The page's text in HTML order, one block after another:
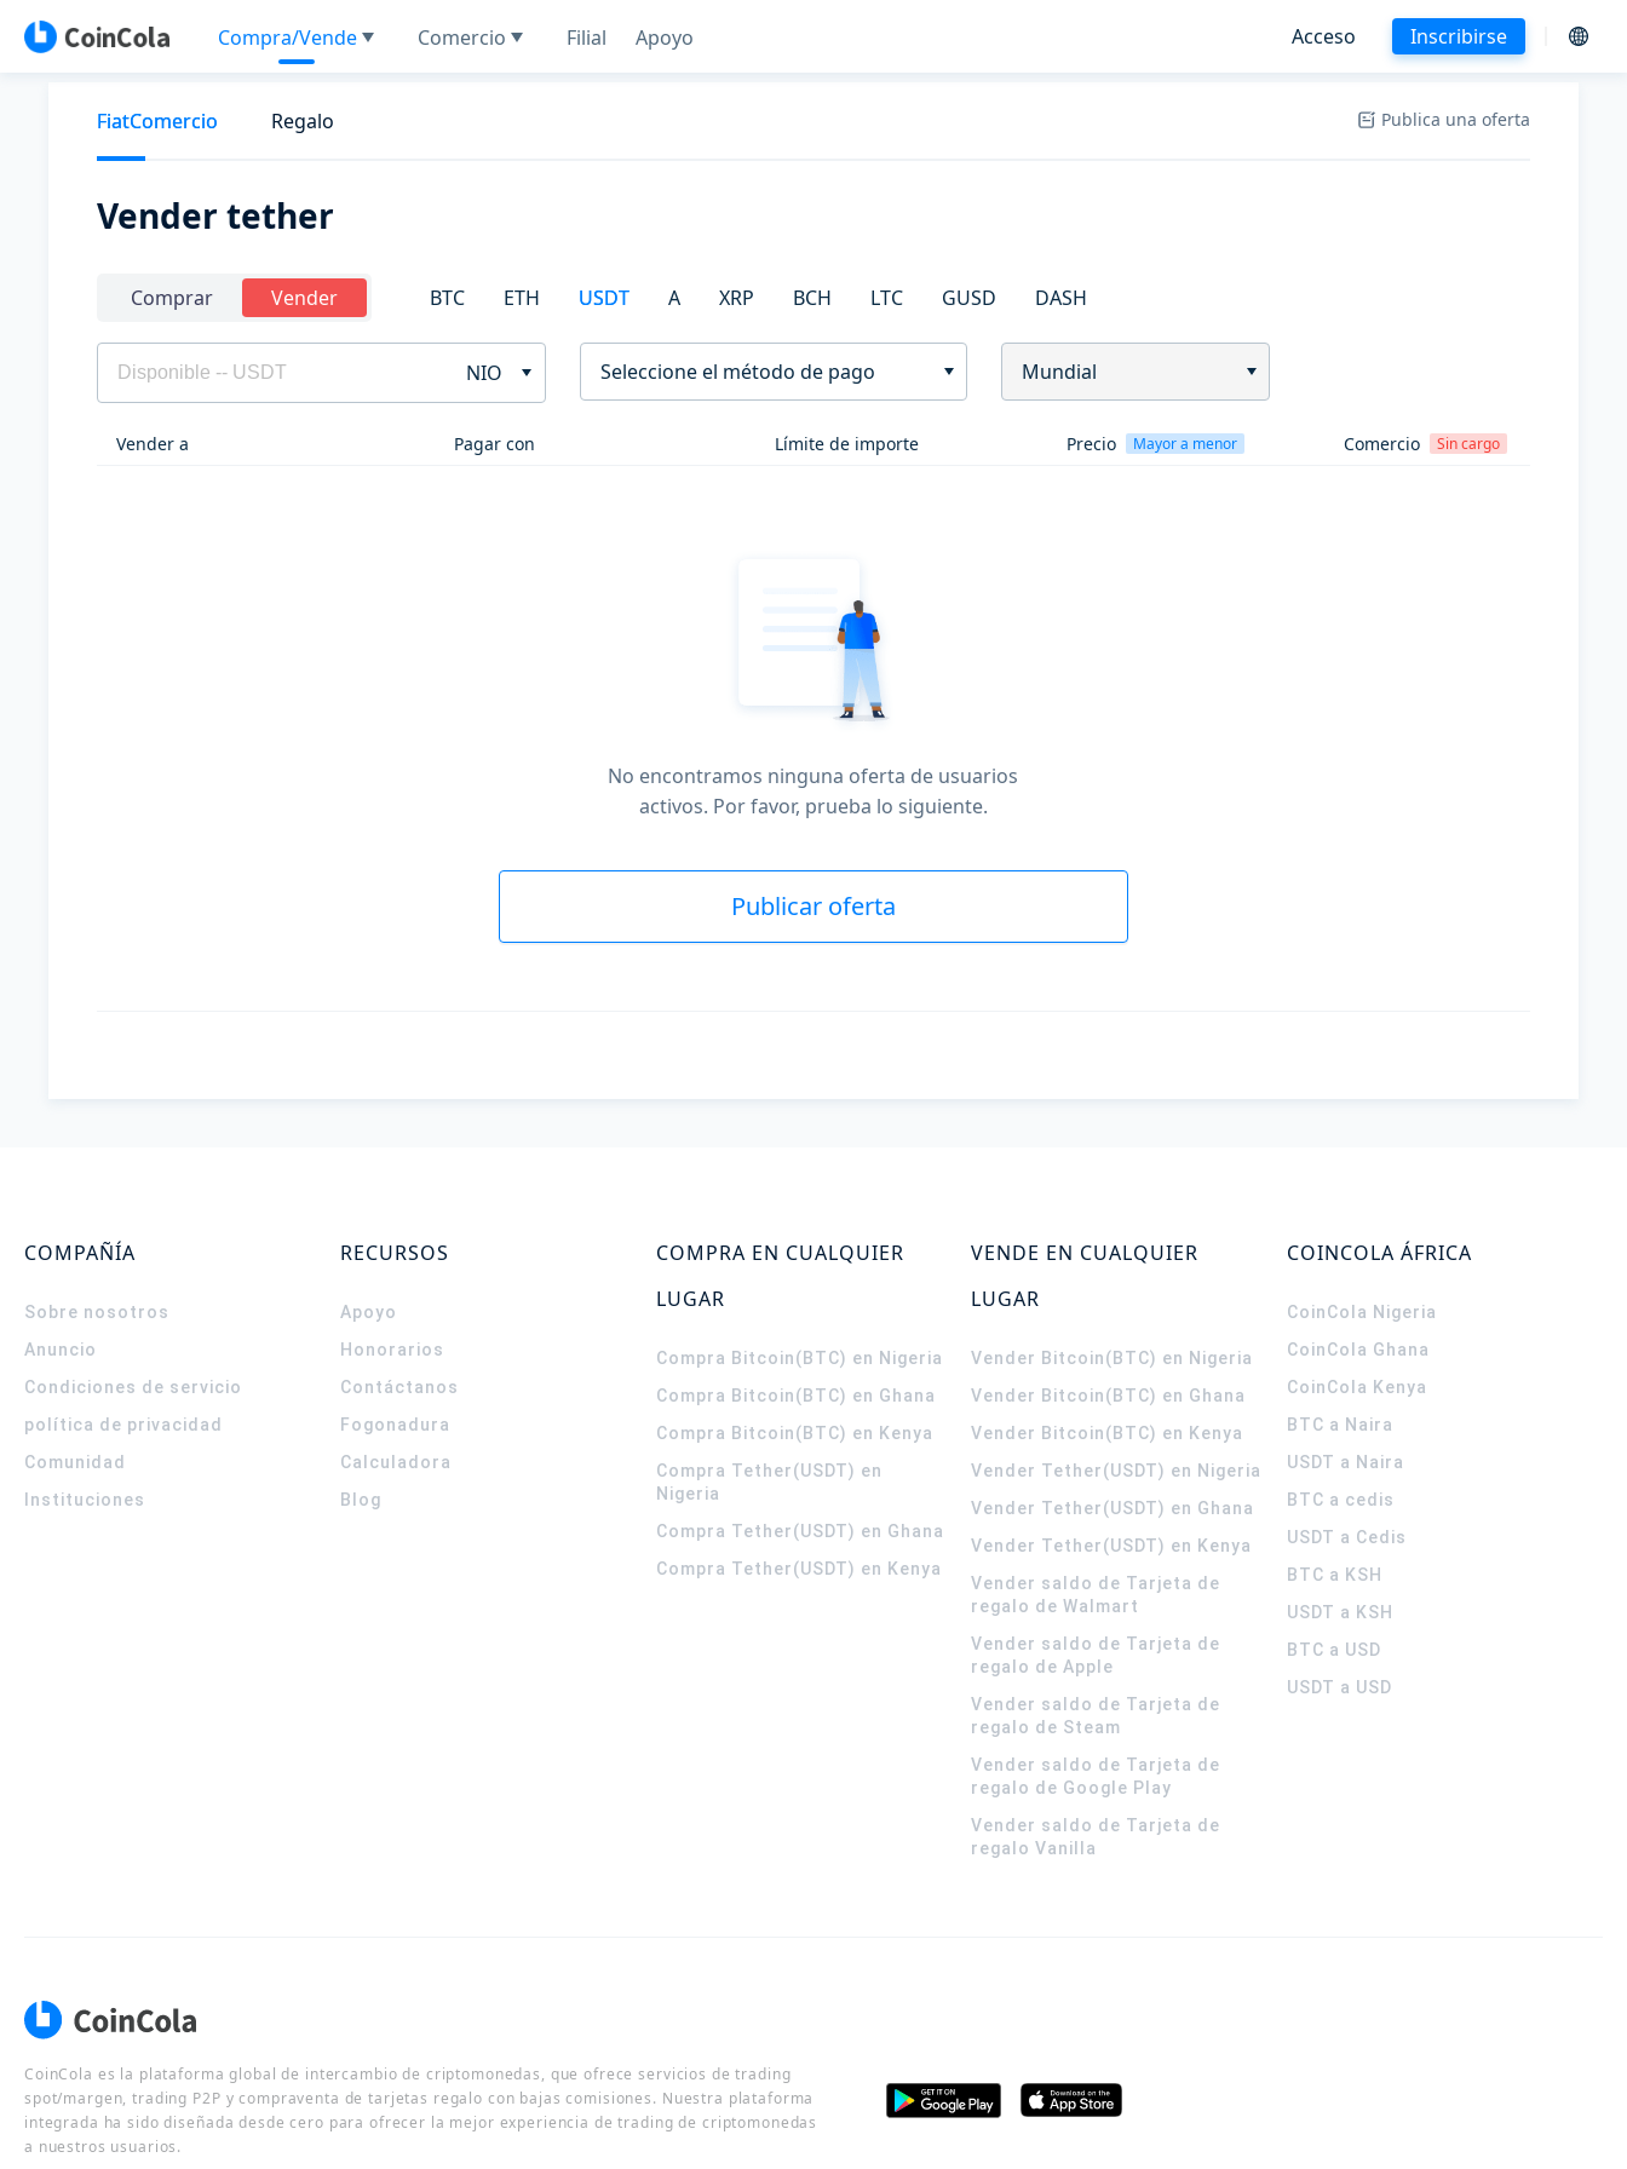
Compra/Vende Comercio Filial Apoyo Acceso Inscribirse
FiatComercio Regalo Publica una oferta
Vender tether
Comprar Vender BTC ETH USDT A XRP BCH LTC GUSD DASH
NIO Seleccione el método de pago Mundial
Vender a Pagar con Límite de importe Precio Mayor a menor Comercio Sin cargo
No encontramos ninguna oferta de usuarios
activos. Por favor, prueba lo siguiente.
Publicar oferta
COMPAÑÍA
Sobre nosotros
Anuncio
Condiciones de servicio
política de privacidad
Comunidad
Instituciones
RECURSOS
Apoyo
Honorarios
Contáctanos
Fogonadura
Calculadora
Blog
COMPRA EN CUALQUIER
LUGAR
Compra Bitcoin(BTC) en Nigeria
Compra Bitcoin(BTC) en Ghana
Compra Bitcoin(BTC) en Kenya
Compra Tether(USDT) en
Nigeria
Compra Tether(USDT) en Ghana
Compra Tether(USDT) en Kenya
VENDE EN CUALQUIER
LUGAR
Vender Bitcoin(BTC) en Nigeria
Vender Bitcoin(BTC) en Ghana
Vender Bitcoin(BTC) en Kenya
Vender Tether(USDT) en Nigeria
Vender Tether(USDT) en Ghana
Vender Tether(USDT) en Kenya
Vender saldo de Tarjeta de
regalo de Walmart
Vender saldo de Tarjeta de
regalo de Apple
Vender saldo de Tarjeta de
regalo de Steam
Vender saldo de Tarjeta de
regalo de Google Play
Vender saldo de Tarjeta de
regalo Vanilla
COINCOLA ÁFRICA
CoinCola Nigeria
CoinCola Ghana
CoinCola Kenya
BTC a Naira
USDT a Naira
BTC a cedis
USDT a Cedis
BTC a KSH
USDT a KSH
BTC a USD
USDT a USD
CoinCola es la plataforma global de intercambio de criptomonedas, que ofrece servicios de trading
spot/margen, trading P2P y compraventa de tarjetas regalo con bajas comisiones. Nuestra plataforma
integrada ha sido diseñada desde cero para ofrecer la mejor experiencia de trading de criptomonedas
a nuestros usuarios.